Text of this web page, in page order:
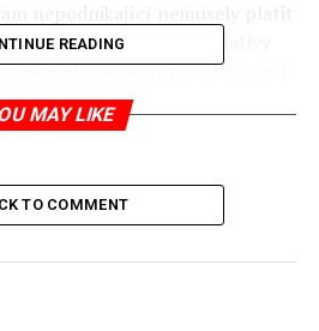
Změny tamní legislativy
převodu peněz do dalších zemí.
spravedlnosti a financí
tým, který se Panama Papers
READING
MAY LIKE
TO COMMENT